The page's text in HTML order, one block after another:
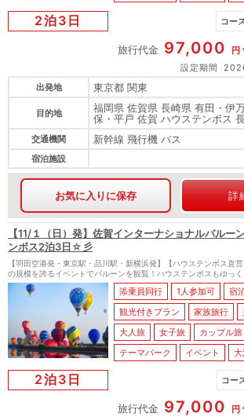
2泊3日 コー
旅行代金 97,000 円
設定期間
出発地
東京都 関東
目的地
福岡県 佐賀県 長崎県 有田・伊
保・平戸 佐賀 ハウステンボス
交通機関 新幹線 飛行機 バス
宿泊施設
お気に入りに保存 詳
【11/１（日）発】佐賀インターナショナルバルー
ンボス2泊3日☆彡
【羽田空港発・東京駅・品川駅・新横浜発】【ハウステンボス直
の規模を誇るイベントでバルーンを観覧！ハウステンボスもゆっ
添乗員同行 1人参加可
宿
観光付きプラン
家族旅行
大人旅
女子旅 カップル旅
テーマパーク
イベント
2泊3日 コー
旅行代金 97,000 円